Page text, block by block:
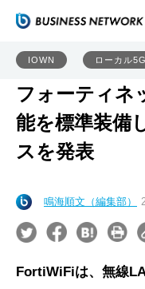
IOWN ローカル5G
フォーティネ
能を標準装備
スを発表
鳴海順文（編集部）
FortiWiFiは、無線